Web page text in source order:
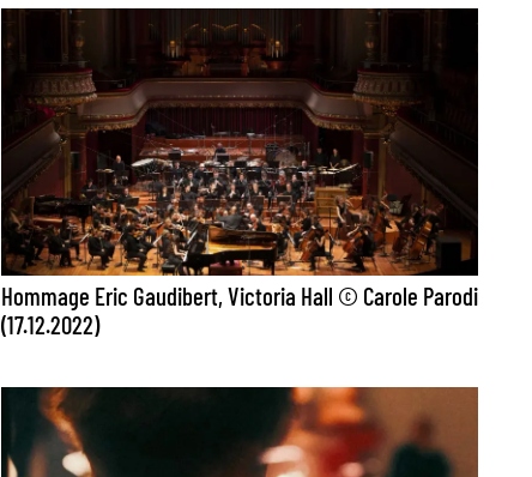
Hommage Eric Gaudibert, Victoria Hall © Carole Parodi
(17.12.2022)